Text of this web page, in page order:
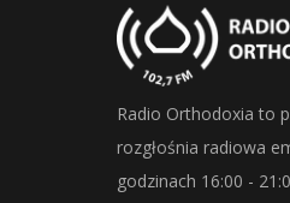
Radio Orthodoxia to
rozgłośnia radiowa
godzinach 16:00 -